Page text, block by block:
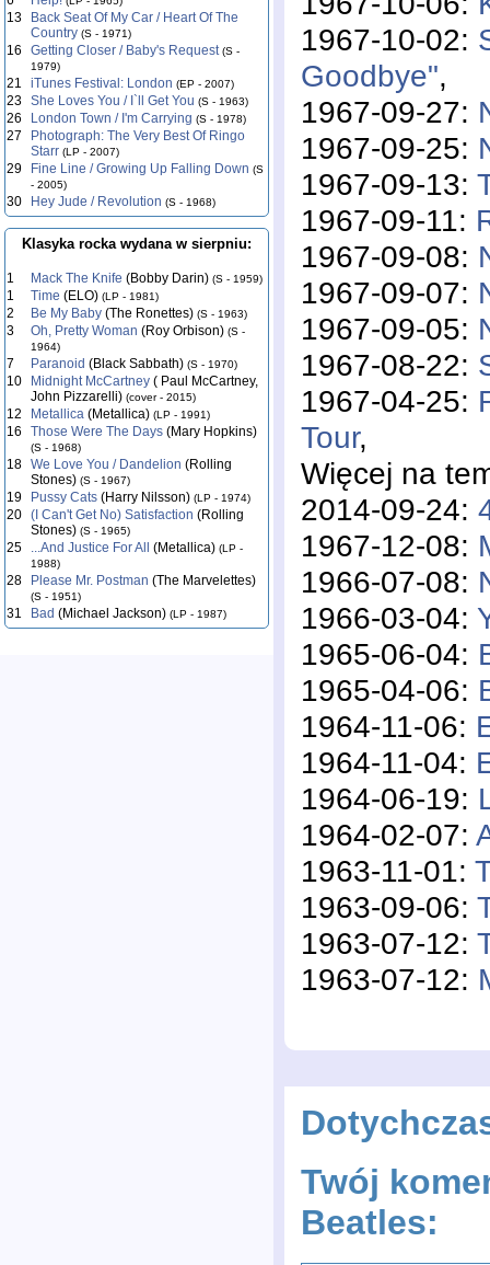
13
Back Seat Of My Car / Heart Of The
Country (S - 1971)
16 Getting Closer / Baby's Request (S -
1979)
21 iTunes Festival: London (EP - 2007)
23 She Loves You / I`ll Get You (S - 1963)
26 London Town / I'm Carrying (S - 1978)
27
Photograph: The Very Best Of Ringo
Starr (LP - 2007)
29 Fine Line / Growing Up Falling Down (S
- 2005)
30 Hey Jude / Revolution (S - 1968)
Klasyka rocka wydana w sierpniu:
1 Mack The Knife (Bobby Darin) (S - 1959)
1 Time (ELO) (LP - 1981)
2 Be My Baby (The Ronettes) (S - 1963)
3 Oh, Pretty Woman (Roy Orbison) (S -
1964)
7 Paranoid (Black Sabbath) (S - 1970)
10 Midnight McCartney ( Paul McCartney,
John Pizzarelli) (cover - 2015)
12 Metallica (Metallica) (LP - 1991)
16 Those Were The Days (Mary Hopkins)
(S - 1968)
18 We Love You / Dandelion (Rolling
Stones) (S - 1967)
19 Pussy Cats (Harry Nilsson) (LP - 1974)
20 (I Can't Get No) Satisfaction (Rolling
Stones) (S - 1965)
25 ...And Justice For All (Metallica) (LP -
1988)
28 Please Mr. Postman (The Marvelettes)
(S - 1951)
31 Bad (Michael Jackson) (LP - 1987)
1967-10-02:
Goodbye",
1967-09-27:
1967-09-25:
1967-09-13:
1967-09-11:
1967-09-08:
1967-09-07:
1967-09-05:
1967-08-22:
1967-04-25:
Tour,
Więcej na
2014-09-24:
1967-12-08:
1966-07-08:
1966-03-04:
1965-06-04:
1965-04-06:
1964-11-06:
1964-11-04:
1964-06-19:
1964-02-07:
1963-11-01:
1963-09-06:
1963-07-12:
1963-07-12:
Twój
Beatles: